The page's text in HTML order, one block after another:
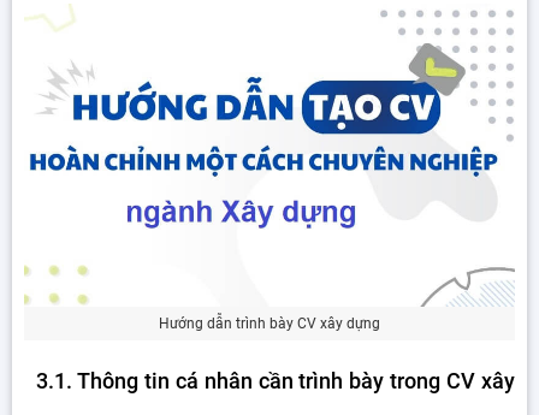
Hướng dẫn trình bày CV xây dựng
3.1. Thông tin cá nhân cần trình bày trong CV xây